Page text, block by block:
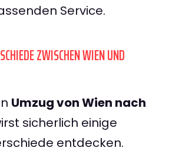
Service.
ZWISCHEN WIEN UND
Umzug von Wien nach
sicherlich einige
entdecken.